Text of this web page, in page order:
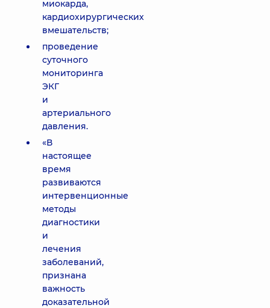
миокарда,
кардиохирургических
вмешательств;
проведение
суточного
мониторинга
ЭКГ
и
артериального
давления.
«В
настоящее
время
развиваются
интервенционные
методы
диагностики
и
лечения
заболеваний,
признана
важность
доказательной